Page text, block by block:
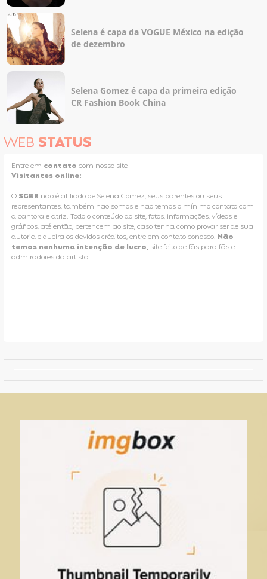
Selena é capa da VOGUE México na edição
de dezembro
Selena Gomez é capa da primeira edição
CR Fashion Book China
WEB STATUS
Entre em contato com nosso site
Visitantes online:
O SGBR não é afiliado de Selena Gomez, seus parentes ou seus
representantes, também não somos e não temos o mínimo contato com
a cantora e atriz. Todo o conteúdo do site, fotos, informações, vídeos e
gráficos, até então, pertencem ao site, caso tenha como provar ser de sua
autoria e queira os devidos créditos, entre em contato conosco. Não
temos nenhuma intenção de lucro, site feito de fãs para fãs e
admiradores da artista.